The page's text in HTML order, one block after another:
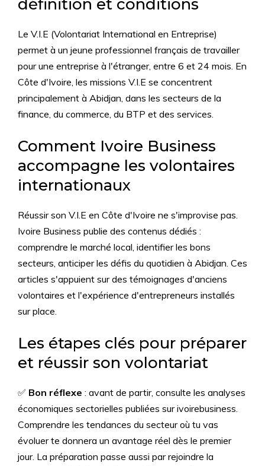
définition et conditions
Le V.I.E (Volontariat International en Entreprise)
permet à un jeune professionnel français de travailler
pour une entreprise à l'étranger, entre 6 et 24 mois. En
Côte d'Ivoire, les missions V.I.E se concentrent
principalement à Abidjan, dans les secteurs de la
finance, du commerce, du BTP et des services.
Comment Ivoire Business
accompagne les volontaires
internationaux
Réussir son V.I.E en Côte d'Ivoire ne s'improvise pas.
Ivoire Business publie des contenus dédiés :
comprendre le marché local, identifier les bons
secteurs, anticiper les défis du quotidien à Abidjan. Ces
articles s'appuient sur des témoignages d'anciens
volontaires et l'expérience d'entrepreneurs installés
sur place.
Les étapes clés pour préparer
et réussir son volontariat
✅ Bon réflexe : avant de partir, consulte les analyses
économiques sectorielles publiées sur ivoirebusiness.
Comprendre les tendances du secteur où tu vas
évoluer te donnera un avantage réel dès le premier
jour. La préparation passe aussi par rejoindre la